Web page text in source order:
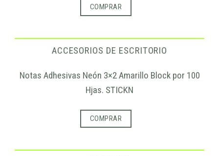
COMPRAR
ACCESORIOS DE ESCRITORIO
Notas Adhesivas Neón 3×2 Amarillo Block por 100
Hjas. STICKN
COMPRAR